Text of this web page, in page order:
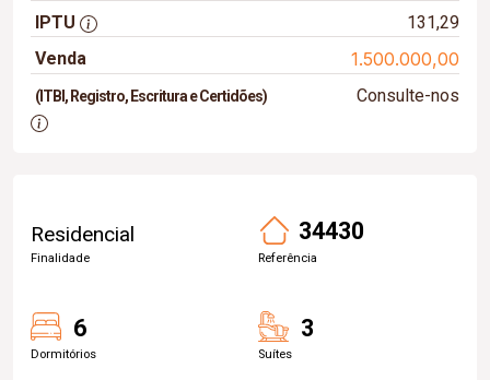
IPTU
131,29
Venda
1.500.000,00
(ITBI, Registro, Escritura e Certidões) Consulte-nos
Residencial
Finalidade
34430
Referência
6
Dormitórios
3
Suítes